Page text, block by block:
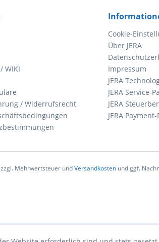
WIKI
/ Widerrufsrecht
Cookie-
Über JERA
Impressum
JERA
JERA Service-
JERA
JERA
Mehrwertsteuer undVersandkosten und ggf.